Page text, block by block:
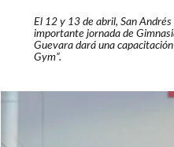
El 12 y 13 de abril, San
importante jornada de
Guevara dará una
Gym”.